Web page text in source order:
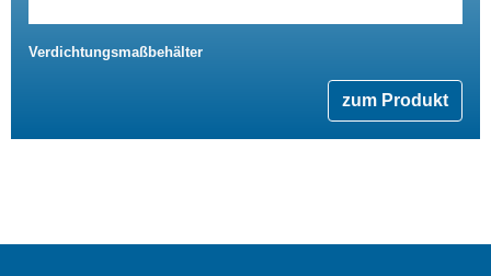
Verdichtungsmaßbehälter
zum Produkt